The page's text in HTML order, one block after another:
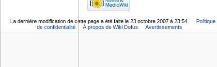
La dernière modification de cette page a été faite le 23 octobre 2007 à 23:54.
Politique
de confidentialité
À propos de Wiki Dofus Avertissements